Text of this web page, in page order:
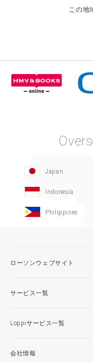
この地
Japan
Indonesia
Philippines
ローソンウェブサイト
サービス一覧
Loppiサービス一覧
会社情報